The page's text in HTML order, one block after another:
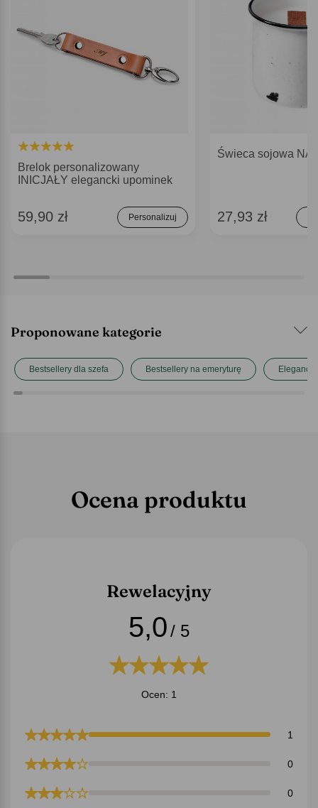
Brelok personalizowany
INICJAŁY elegancki upominek
59,90 zł Personalizuj
Świeca sojowa NA
27,93 zł
Proponowane kategorie
Bestsellery dla szefa Bestsellery na emeryturę
Ocena produktu
Rewelacyjny
5,0/ 5
Ocen: 1
1
0
0